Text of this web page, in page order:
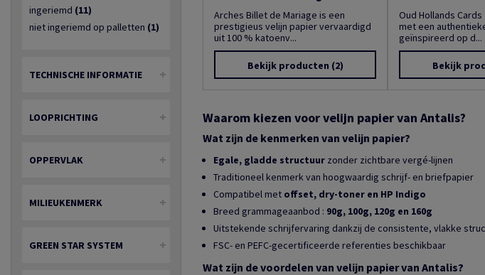
ingeriemd (11)
niet ingeriemd op palletten (1)
TECHNISCHE INFORMATIE
LOOPRICHTING
OPPERVLAK
MILIEUKENMERK
GREEN STAR SYSTEM
Arches Billet de Mariage is een
prestigieus velijn papier vervaardigd
uit 100 % katoenv...
Bekijk producten (2)
Oud Hollands
met een
geïnspireerd op d...
Bekijk
Waarom kiezen voor velijn papier van Antalis?
Wat zijn de kenmerken van velijn papier?
Egale, gladde structuur zonder zichtbare vergé-lijnen
Traditioneel kenmerk van hoogwaardig schrijf- en briefpapier
Compatibel met offset, dry-toner en HP Indigo
Breed grammageaanbod : 90g, 100g, 120g en 160g
Uitstekende schrijfervaring dankzij de consistente, vlakke
FSC- en PEFC-gecertificeerde referenties beschikbaar
Wat zijn de voordelen van velijn papier van Antalis?